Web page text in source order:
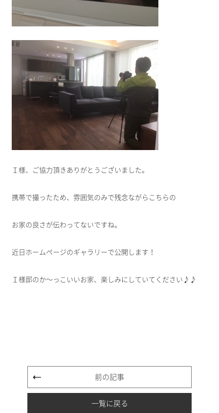
Ｉ様、ご協力頂きありがとうございました。
携帯で撮ったため、雰囲気のみで残念ながらこちらの
お家の良さが伝わってないですね。
近日ホームページのギャラリーで公開します！
Ｉ様邸のか～っこいいお家、楽しみにしていてください♪♪
前の記事
一覧に戻る